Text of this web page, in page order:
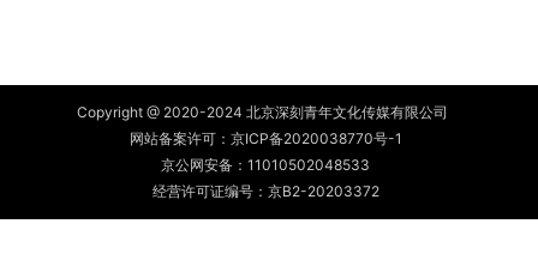
Copyright @ 2020-2024 北京深刻青年文化传媒有限公司
网站备案许可： 京ICP备2020038770号-1
京公网安备： 11010502048533
经营许可证编号：京B2-20203372